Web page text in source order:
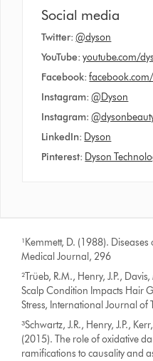
Social media
Twitter: @dyson
YouTube: youtube.com/
Facebook:
Instagram:@Dyson
Instagram:
LinkedIn: Dyson
Pinterest: Dyson
¹Kemmett, D. (1988).
Medical Journal, 296
²Trüeb, R.M., Henry, J.P.,
Scalp Condition Impacts Hair
Stress, International Journal of
³Schwartz, J.R., Henry, J.P.,
(2015). The role of oxidative
ramifications to causality and